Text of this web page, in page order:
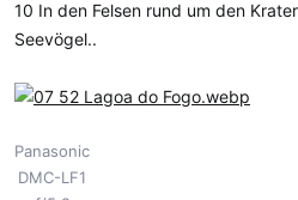
10 In den Felsen rund um den
Seevögel..
Panasonic
DMC-LF1